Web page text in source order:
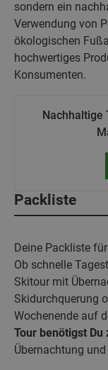
sondern ein
Verwendung von
ökologischen
hochwertiges
Konsumenten.
Nachhaltige
Packliste
Deine Packliste
Ob schnelle
Skitour mit
Skidurchquerung
Wochenende auf
Tour benötigst
Übernachtung und